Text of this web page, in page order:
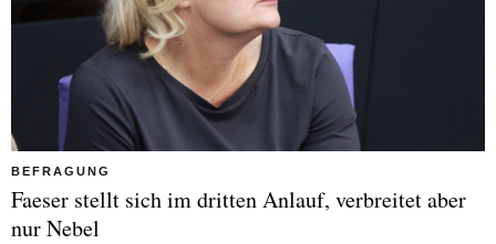
BEFRAGUNG
Faeser stellt sich im dritten Anlauf, verbreitet aber
nur Nebel